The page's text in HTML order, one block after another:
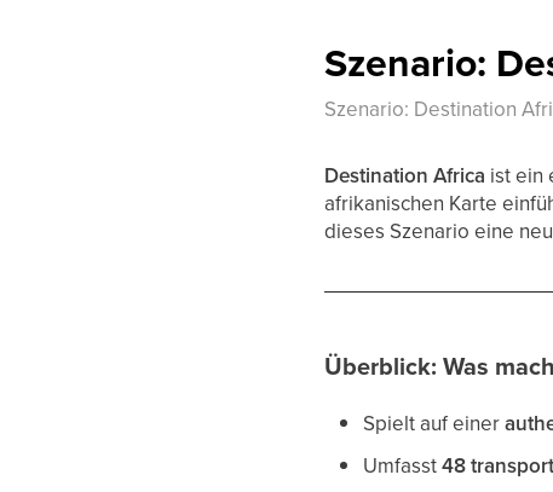
Szenario:
Szenario: Destination
Destination Africa ist ein
afrikanischen Karte
dieses Szenario eine
Überblick: Was
Spielt auf einer
Umfasst48